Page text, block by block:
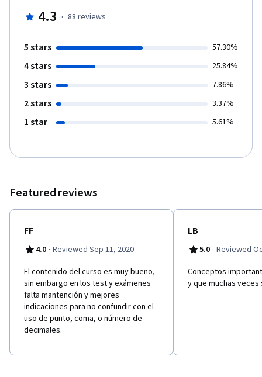
4.3 · 88 reviews
5 stars 57.30%
4 stars 25.84%
3 stars 7.86%
2 stars 3.37%
1 star 5.61%
Featured reviews
FF
4.0 · Reviewed Sep 11, 2020
El contenido del curso es muy bueno,
sin embargo en los test y exámenes
falta mantención y mejores
indicaciones para no confundir con el
uso de punto, coma, o número de
decimales.
LB
5.0 · Reviewed
Conceptos
y que muchas